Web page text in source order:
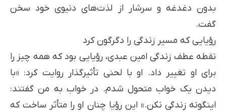
بدون دغدغه و سرشار از لذت‌های دنیوی خود سخن
گفت.
رؤیایی که مسیر زندگی را دگرگون کرد
نقطه عطف زندگی امین عبدی، رؤیایی بود که همه چیز را
برای او تغییر داد. او با لحنی تأثیرگذار روایت کرد: «با
دیدن یک خواب متحول شدم. در خواب به من گفتند:
اینگونه زندگی نکن.» این رؤیا چنان او را متأثر ساخت که